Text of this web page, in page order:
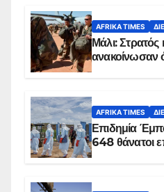
AFRIKA TIMES
Μάλι: Στρατός
ανακοίνωσαν
AFRIKA TIMES
Επιδημία
648 θάνατοι